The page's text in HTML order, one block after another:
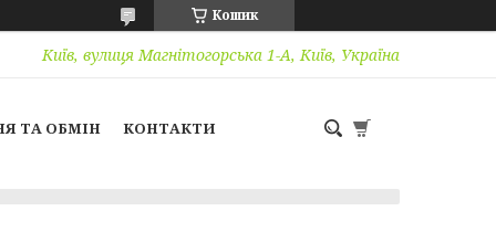
Кошик
Київ, вулиця Магнітогорська 1-А, Київ, Україна
ТА ОБМІН КОНТАКТИ